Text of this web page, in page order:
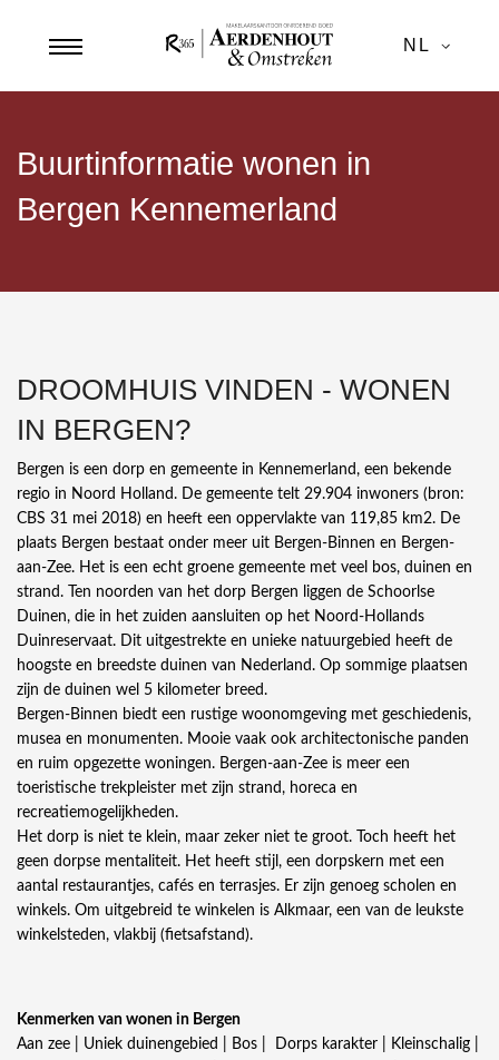
NL
Buurtinformatie wonen in
Bergen Kennemerland
DROOMHUIS VINDEN - WONEN
IN BERGEN?
Bergen is een dorp en gemeente in Kennemerland, een bekende
regio in Noord Holland. De gemeente telt 29.904 inwoners (bron:
CBS 31 mei 2018) en heeft een oppervlakte van 119,85 km2. De
plaats Bergen bestaat onder meer uit Bergen-Binnen en Bergen-
aan-Zee. Het is een echt groene gemeente met veel bos, duinen en
strand. Ten noorden van het dorp Bergen liggen de Schoorlse
Duinen, die in het zuiden aansluiten op het Noord-Hollands
Duinreservaat. Dit uitgestrekte en unieke natuurgebied heeft de
hoogste en breedste duinen van Nederland. Op sommige plaatsen
zijn de duinen wel 5 kilometer breed.
Bergen-Binnen biedt een rustige woonomgeving met geschiedenis,
musea en monumenten. Mooie vaak ook architectonische panden
en ruim opgezette woningen. Bergen-aan-Zee is meer een
toeristische trekpleister met zijn strand, horeca en
recreatiemogelijkheden.
Het dorp is niet te klein, maar zeker niet te groot. Toch heeft het
geen dorpse mentaliteit. Het heeft stijl, een dorpskern met een
aantal restaurantjes, cafés en terrasjes. Er zijn genoeg scholen en
winkels. Om uitgebreid te winkelen is Alkmaar, een van de leukste
winkelsteden, vlakbij (fietsafstand).
Kenmerken van wonen in Bergen
Aan zee | Uniek duinengebied | Bos | Dorps karakter | Kleinschalig |